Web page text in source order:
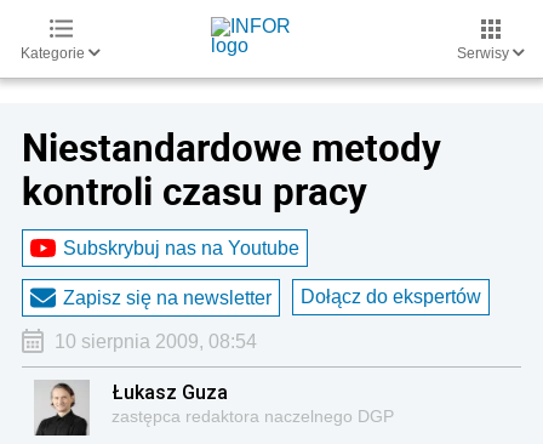
Kategorie Serwisy
Niestandardowe metody
kontroli czasu pracy
Subskrybuj nas na Youtube
Zapisz się na newsletter Dołącz do ekspertów
10 sierpnia 2009, 08:54
Łukasz Guza
zastępca redaktora naczelnego DGP